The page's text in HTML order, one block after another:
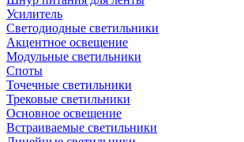
Усилитель
Светодиодные светильники
Акцентное освещение
Модульные светильники
Споты
Точечные светильники
Трековые светильники
Основное освещение
Встраиваемые светильники